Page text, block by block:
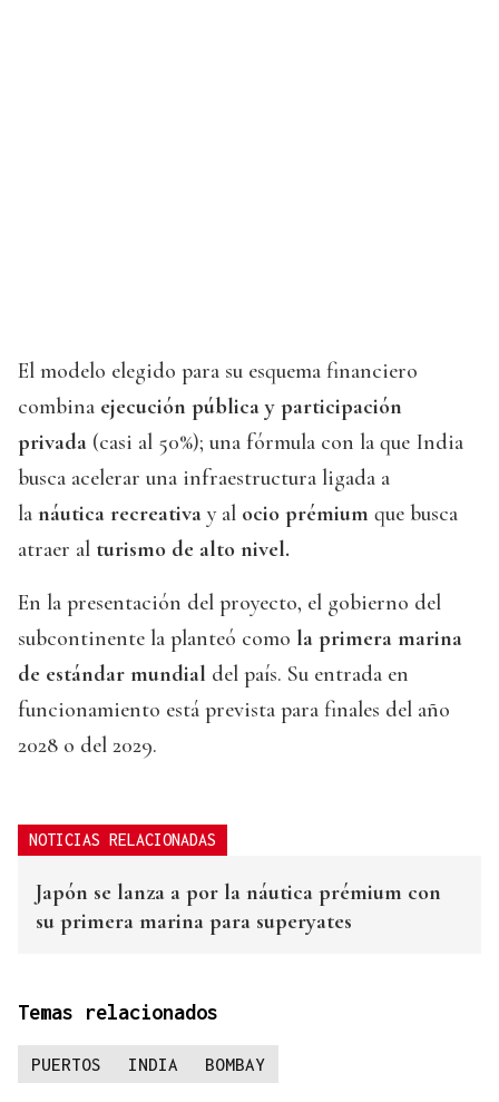
El modelo elegido para su esquema financiero
combina ejecución pública y participación
privada (casi al 50%); una fórmula con la que India
busca acelerar una infraestructura ligada a
la náutica recreativa y al ocio prémium que busca
atraer al turismo de alto nivel.
En la presentación del proyecto, el gobierno del
subcontinente la planteó como la primera marina
de estándar mundial del país. Su entrada en
funcionamiento está prevista para finales del año
2028 o del 2029.
NOTICIAS RELACIONADAS
Japón se lanza a por la náutica prémium con
su primera marina para superyates
Temas relacionados
PUERTOS INDIA BOMBAY